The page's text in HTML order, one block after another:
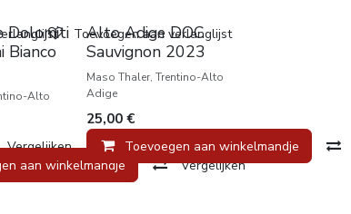
Vergelijken
Dolomiti
Bianco
Alto
aan winkelmandje Vergelijken
Nieuw
Alto Adige DOC
Sauvignon 2023
Maso Thaler, Trentino-Alto
Adige
25,00€
Toevoegen aan winkelmandje
Toevoegen aan verlanglijst